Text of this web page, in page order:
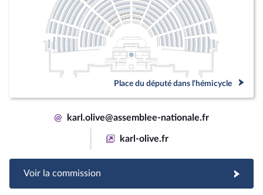
Place du député dans l'hémicycle
@ karl.olive@assemblee-nationale.fr
karl-olive.fr
Voir la commission